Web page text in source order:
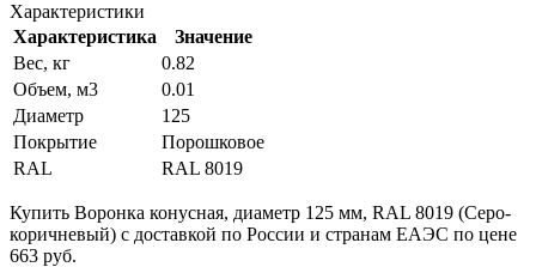
Характеристики
Характеристика
Значение
Вес, кг
0.82
Объем, м3
0.01
Диаметр
125
Покрытие
Порошковое
RAL
RAL 8019
Купить Воронка конусная, диаметр 125 мм, RAL 8019 (Серо-
коричневый) с доставкой по России и странам ЕАЭС по цене
663 руб.